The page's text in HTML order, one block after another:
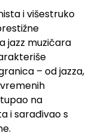
i višestruko
jazz muzičara
– od jazza,
na
i sarađivao s